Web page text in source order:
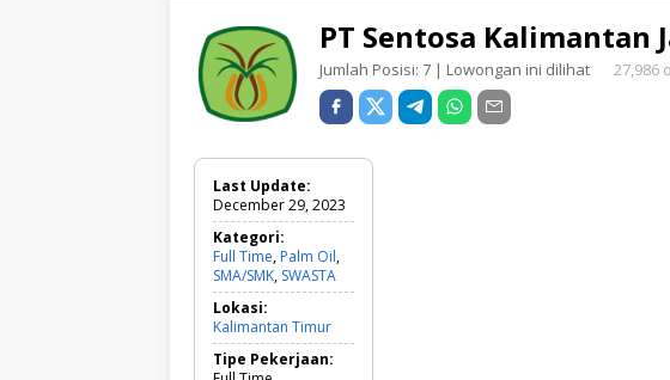
PT Sentosa Kalimantan
Jumlah Posisi: 7 | Lowongan ini dilihat 27,986
Last Update:
December 29, 2023
Kategori:
Full Time, Palm Oil,
SMA/SMK, SWASTA
u
Lokasi:
Kalimantan Timur
Tipe Pekerjaan: